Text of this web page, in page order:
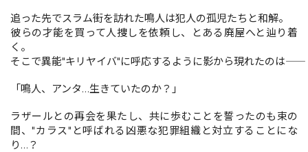
コミックエッセイ
閉じる
追った先でスラム街を訪れた鳴人は犯人の孤児たちと和解。
彼らの才能を買って人捜しを依頼し、とある廃屋へと辿り着
く。
そこで異能"キリヤイバ"に呼応するように影から現れたのは――
「鳴人、アンタ…生きていたのか？」
ラザールとの再会を果たし、共に歩むことを誓ったのも束の
間、"カラス"と呼ばれる凶悪な犯罪組織と対立することにな
り…？